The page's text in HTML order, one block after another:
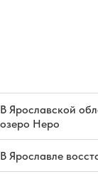
В Ярославской
озеро Неро
В Ярославле